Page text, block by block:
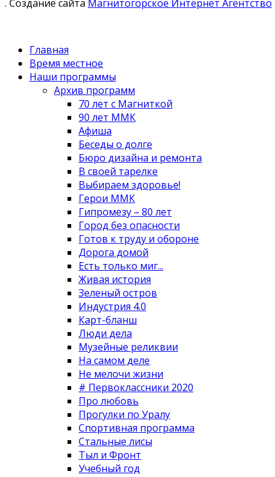
. Создание сайта Магнитогорское Интернет Агентство
Главная
Время местное
Наши программы
Архив программ
70 лет с Магниткой
90 лет ММК
Афиша
Беседы о долге
Бюро дизайна и ремонта
В своей тарелке
Выбираем здоровье!
Герои ММК
Гипромезу – 80 лет
Город без опасности
Готов к труду и обороне
Дорога домой
Есть только миг...
Живая история
Зеленый остров
Индустрия 4.0
Карт-бланш
Люди дела
Музейные реликвии
На самом деле
Не мелочи жизни
# Первоклассники 2020
Про любовь
Прогулки по Уралу
Спортивная программа
Стальные лисы
Тыл и Фронт
Учебный год